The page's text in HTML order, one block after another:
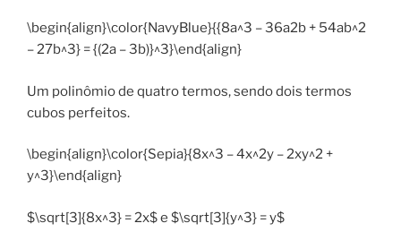
\begin{align}\color{NavyBlue}{{8a^3 – 36a2b + 54ab^2
– 27b^3} = {(2a – 3b)}^3}\end{align}
Um polinômio de quatro termos, sendo dois termos
cubos perfeitos.
\begin{align}\color{Sepia}{8x^3 – 4x^2y – 2xy^2 +
y^3}\end{align}
$\sqrt[3]{8x^3} = 2x$ e $\sqrt[3]{y^3} = y$